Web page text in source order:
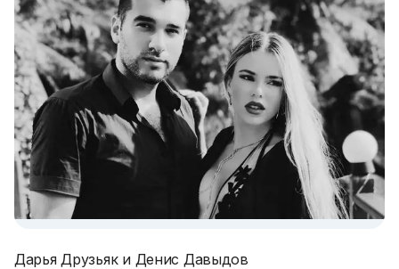
Дарья Друзьяк и Денис Давыдов